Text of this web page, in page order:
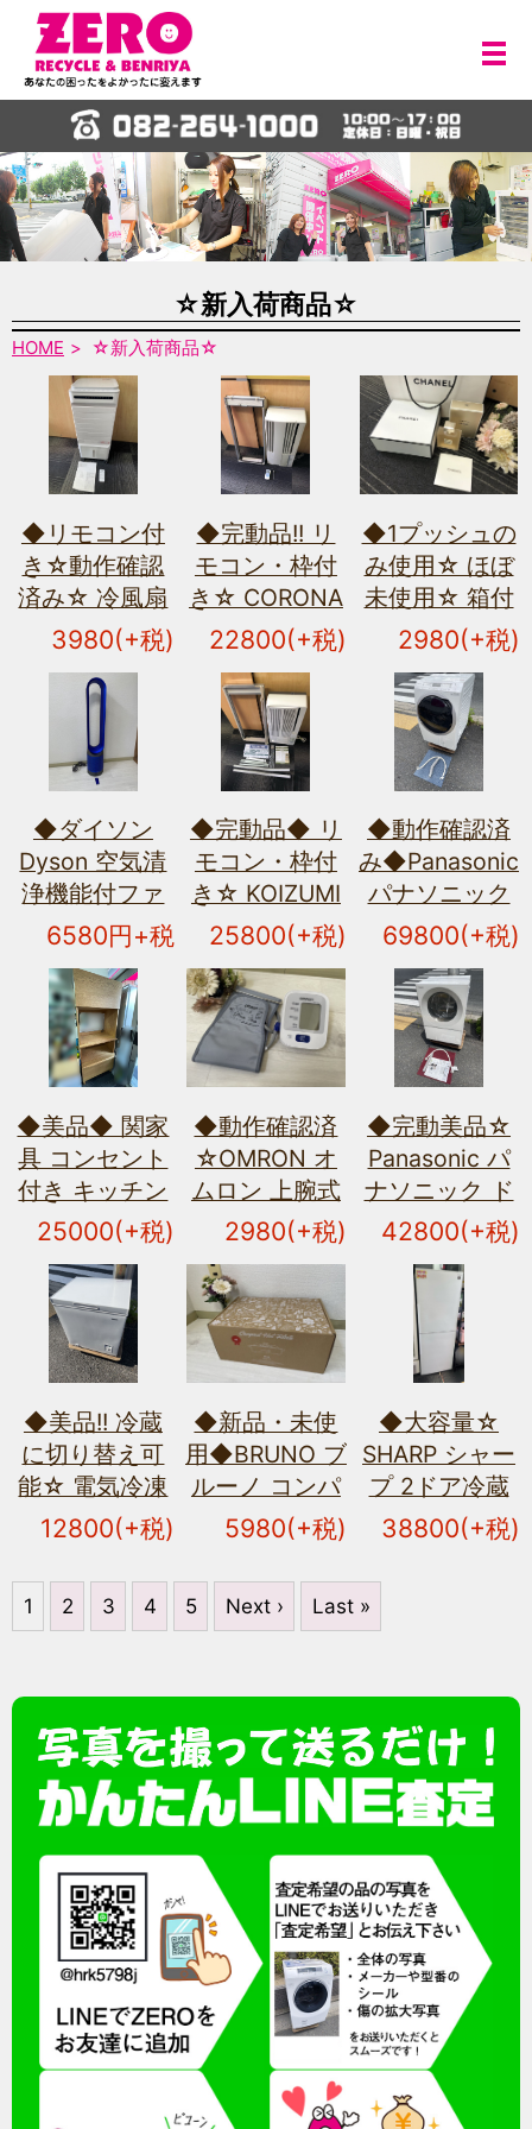
メ
☆新入荷商品☆
HOME ☆新入荷商品☆
◆リモコン付
き☆動作確認
済み☆ 冷風扇
ダブルクーリ
ングファン
DMS-090 ホワ
イト◆
3980(+税)
◆完動品!! リ
モコン・枠付
き☆ CORONA
コロナ ルーム
エアコン ウイ
ンド形冷房専
用 ウィンドエ
アコン CW-
1615 窓用◆
22800(+税)
◆1プッシュの
み使用☆ ほぼ
未使用☆ 箱付
き☆ CHANEL
GABRIELLE ガ
ブリエル ヘア
ミスト 40ml◆
2980(+税)
◆ダイソン
Dyson 空気清
浄機能付ファ
ン 扇風機
TP00 タワーフ
ァン 扇風機
PureCool 空気
清浄機能付◆
6580円+税
◆完動品◆ リ
モコン・枠付
き☆ KOIZUMI
コイズミ 窓用
ルームエアコ
ン KAW-1612
2021年製 冷
房/除湿
25800(+税)
◆動作確認済
み◆Panasonic
パナソニック
ドラム式電気
洗濯乾燥機
NA-VX85E8L
ドア左開き
2021年製◆
69800(+税)
◆美品◆ 関家
具 コンセント
付き キッチン
ボード オープ
ンタイプ オー
ク材 オイル仕
上げ 高さ180
㎝ 幅70㎝
70OPDB カッ
プⅢ◆
25000(+税)
◆動作確認済
☆OMRON オ
ムロン 上腕式
血圧計 ヘルス
7122 自動電子
血圧計◆
2980(+税)
◆完動美品☆
Panasonic パ
ナソニック ド
ラム式洗濯乾
VG740L 7kg
2020年製
家庭用 キュー
ビック◆
42800(+税)
◆美品!! 冷蔵
に切り替え可
能☆ 電気冷凍
庫 YAMAZEN
YF-C70 66L
上開き 2025年
製 ホワイト 冷
12800(+税)
◆新品・未使
用◆BRUNO ブ
ルーノ コンパ
クトホットプ
BOE021-RD 赤
RED
5980(+税)
◆大容量☆
SHARP シャー
プ 2ドア冷蔵
庫 280L 2022
PD28H プラズ
マクラスター
38800(+税)
1 2 3 4 5 Next › Last »